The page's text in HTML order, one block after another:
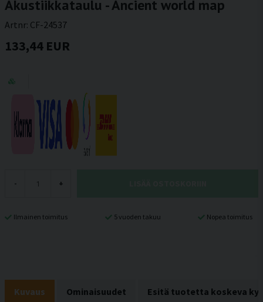
Akustiikkataulu - Ancient world map
Artnr: CF-24537
133,44 EUR
- +
Ilmainen toimitus 5 vuoden takuu Nopea toimitus
Kuvaus Ominaisuudet Esitä tuotetta koskeva